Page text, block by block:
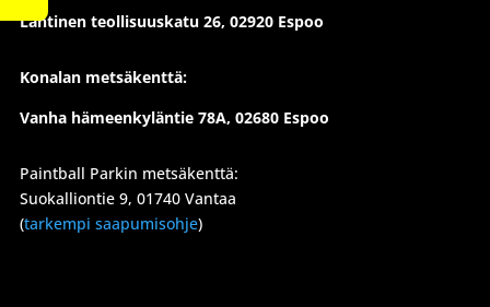
Läntinen teollisuuskatu 26, 02920 Espoo
Konalan metsäkenttä:
Vanha hämeenkyläntie 78A, 02680 Espoo
Paintball Parkin metsäkenttä:
Suokalliontie 9, 01740 Vantaa
(tarkempi saapumisohje)